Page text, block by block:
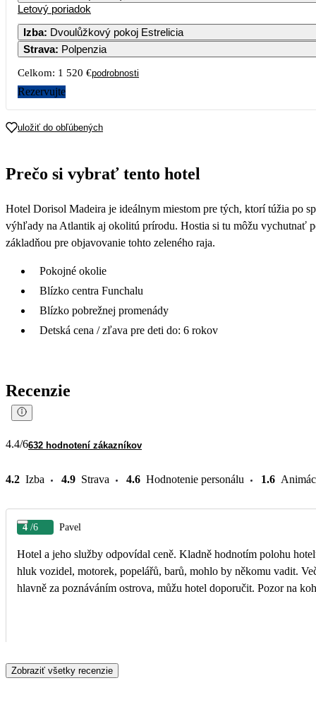
Letový poriadok
Izba: Dvoulůžkový pokoj Estrelicia
Strava: Polpenzia
Celkom: 1 520 €podrobnosti
Rezervujte
uložiť do obľúbených
Prečo si vybrať tento hotel
Hotel Dorisol Madeira je ideálnym miestom pre tých, ktorí túžia po
výhľady na Atlantik aj okolitú prírodu. Hostia si tu môžu vychutnať
základňou pre objavovanie tohto zeleného raja.
Pokojné okolie
Blízko centra Funchalu
Blízko pobrežnej promenády
Detská cena / zľava pre deti do: 6 rokov
Recenzie
4.4/6632 hodnotení zákazníkov
4.2 Izba 4.9 Strava 4.6 Hodnotenie personálu 1.6
4 /6 Pavel
Hotel a jeho služby odpovídal ceně. Kladně hodnotím polohu
hluk vozidel, motorek, popelářů, barů, mohlo by někomu vadit.
hlavně za poznáváním ostrova, můžu hotel doporučit. Pozor na
Zobraziť všetky recenzie